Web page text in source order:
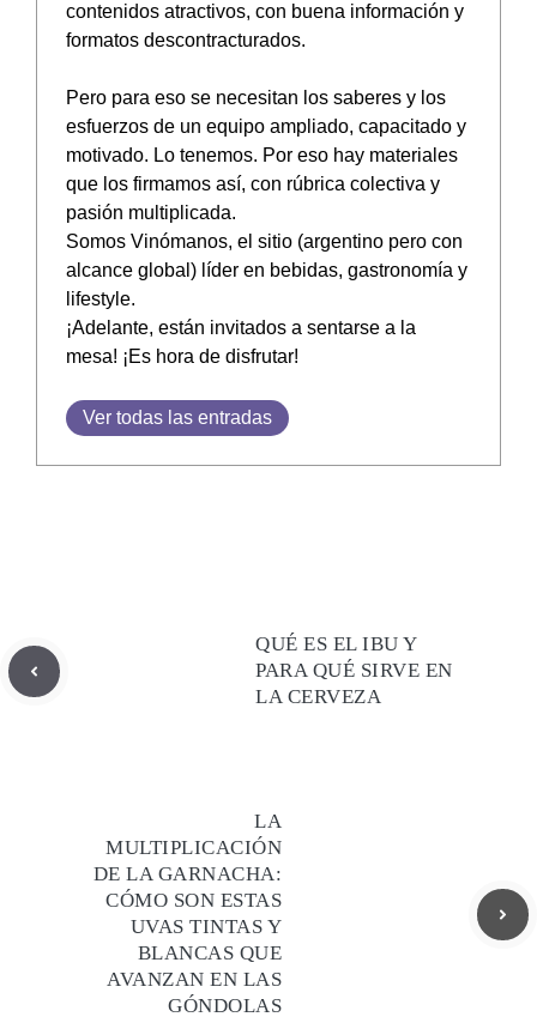
contenidos atractivos, con buena información y
formatos descontracturados.
Pero para eso se necesitan los saberes y los
esfuerzos de un equipo ampliado, capacitado y
motivado. Lo tenemos. Por eso hay materiales
que los firmamos así, con rúbrica colectiva y
pasión multiplicada.
Somos Vinómanos, el sitio (argentino pero con
alcance global) líder en bebidas, gastronomía y
lifestyle.
¡Adelante, están invitados a sentarse a la
mesa! ¡Es hora de disfrutar!
Ver todas las entradas
QUÉ ES EL IBU Y
PARA QUÉ SIRVE EN
LA CERVEZA
LA
MULTIPLICACIÓN
DE LA GARNACHA:
CÓMO SON ESTAS
UVAS TINTAS Y
BLANCAS QUE
AVANZAN EN LAS
GÓNDOLAS